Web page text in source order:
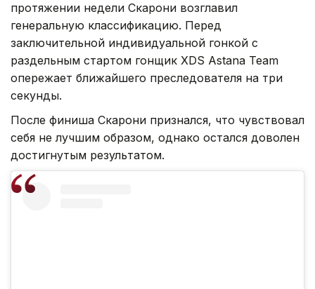
протяжении недели Скарони возглавил
генеральную классификацию. Перед
заключительной индивидуальной гонкой с
раздельным стартом гонщик XDS Astana Team
опережает ближайшего преследователя на три
секунды.
После финиша Скарони признался, что чувствовал
себя не лучшим образом, однако остался доволен
достигнутым результатом.